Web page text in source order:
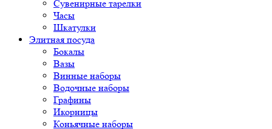
Сувенирные тарелки
Часы
Шкатулки
Элитная посуда
Бокалы
Вазы
Винные наборы
Водочные наборы
Графины
Икорницы
Коньячные наборы